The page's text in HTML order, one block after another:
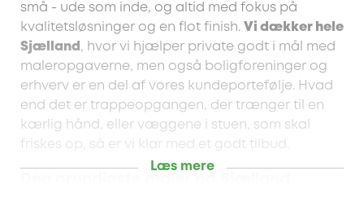
små - ude som inde, og altid med fokus på
kvalitetsløsninger og en flot finish. Vi dækker hele
Sjælland , hvor vi hjælper private godt i mål med
maleropgaverne, men også boligforeninger og
erhverv er en del af vores kundeportefølje. Hvad
end det er trappeopgangen, der trænger til en
kærlig hånd, eller væggene i stuen, som skal
friskes op, så er vi klar med et godt tilbud.
Læs mere